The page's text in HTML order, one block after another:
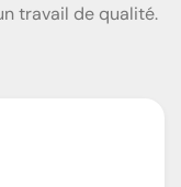
travail de qualité.